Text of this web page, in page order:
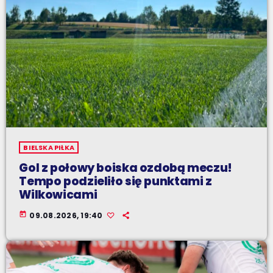
BIELSKA PIŁKA
Gol z połowy boiska ozdobą meczu!
Tempo podzieliło się punktami z
Wilkowicami
today 09.08.2026, 19:40